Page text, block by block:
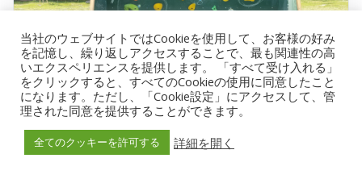
企業イベント
当社のウェブサイトではCookieを使用して、お客様の好み
を記憶し、繰り返しアクセスすることで、最も関連性の高
いエクスペリエンスを提供します。 「すべて受け入れる」
をクリックすると、すべてのCookieの使用に同意したこと
になります。ただし、「Cookie設定」にアクセスして、管
理された同意を提供することができます。
全てのクッキーを許可する 詳細を開く